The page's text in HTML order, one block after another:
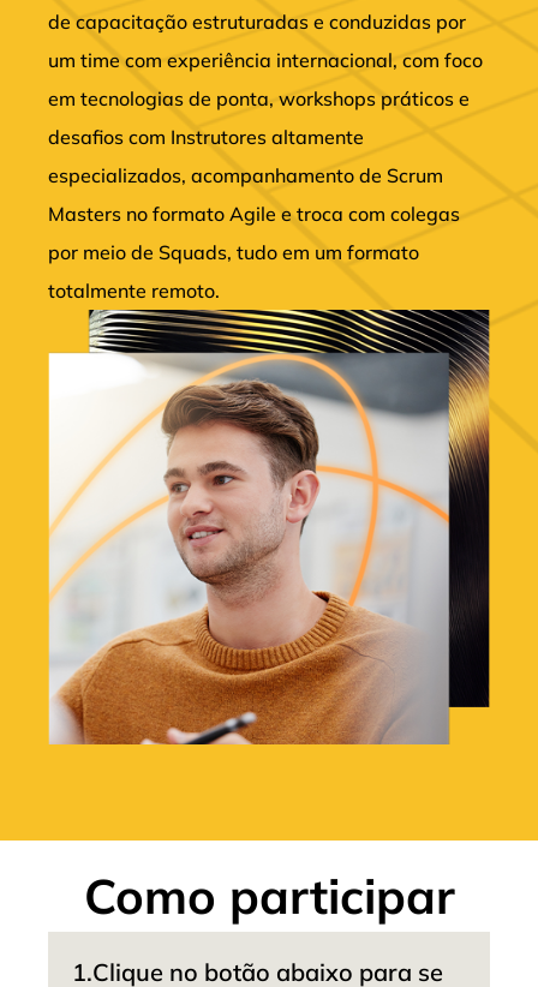
de capacitação estruturadas e conduzidas por
um time com experiência internacional, com foco
em tecnologias de ponta, workshops práticos e
desafios com Instrutores altamente
especializados, acompanhamento de Scrum
Masters no formato Agile e troca com colegas
por meio de Squads, tudo em um formato
totalmente remoto.
Como participar
1.Clique no botão abaixo para se